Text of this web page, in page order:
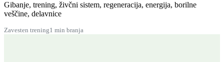
Gibanje, trening, živčni sistem, regeneracija, energija, borilne
veščine, delavnice
Zavesten trening1 min branja